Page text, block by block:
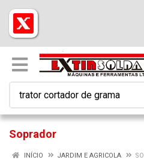
Soprador
INÍCIO JARDIM E AGRICOLA